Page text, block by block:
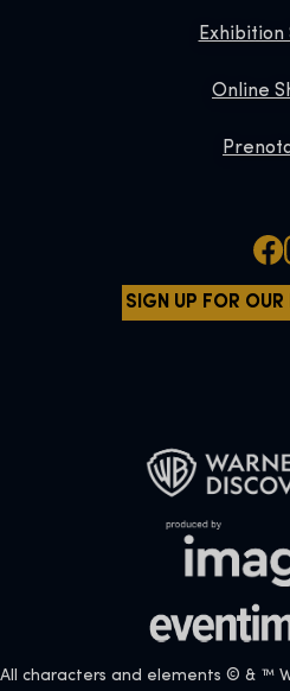
Exhibition
Online
SIGN UP FOR OUR
All characters and elements © & ™